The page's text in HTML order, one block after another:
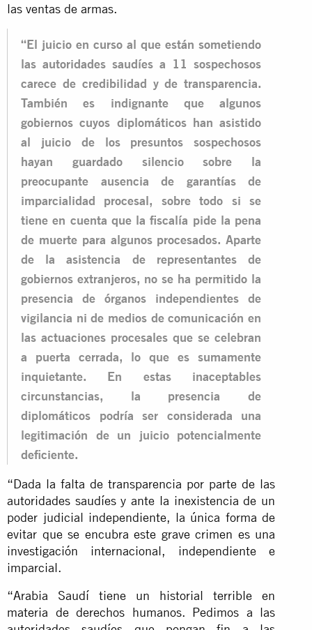
las ventas de armas.
“El juicio en curso al que están sometiendo
las autoridades saudíes a 11 sospechosos
carece de credibilidad y de transparencia.
También es indignante que algunos
gobiernos cuyos diplomáticos han asistido
al juicio de los presuntos sospechosos
hayan guardado silencio sobre la
preocupante ausencia de garantías de
imparcialidad procesal, sobre todo si se
tiene en cuenta que la fiscalía pide la pena
de muerte para algunos procesados. Aparte
de la asistencia de representantes de
gobiernos extranjeros, no se ha permitido la
presencia de órganos independientes de
vigilancia ni de medios de comunicación en
las actuaciones procesales que se celebran
a puerta cerrada, lo que es sumamente
inquietante. En estas inaceptables
circunstancias, la presencia de
diplomáticos podría ser considerada una
legitimación de un juicio potencialmente
deficiente.
“Dada la falta de transparencia por parte de las
autoridades saudíes y ante la inexistencia de un
poder judicial independiente, la única forma de
evitar que se encubra este grave crimen es una
investigación internacional, independiente e
imparcial.
“Arabia Saudí tiene un historial terrible en
materia de derechos humanos. Pedimos a las